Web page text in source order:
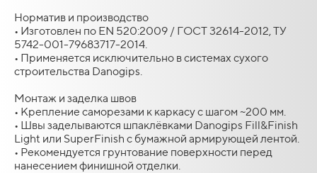
Норматив и производство
• Изготовлен по EN 520:2009 / ГОСТ 32614-2012, ТУ
5742-001-79683717-2014.
• Применяется исключительно в системах сухого
строительства Danogips.
Монтаж и заделка швов
• Крепление саморезами к каркасу с шагом ~200 мм.
• Швы заделываются шпаклёвками Danogips Fill&Finish
Light или SuperFinish с бумажной армирующей лентой.
• Рекомендуется грунтование поверхности перед
нанесением финишной отделки.